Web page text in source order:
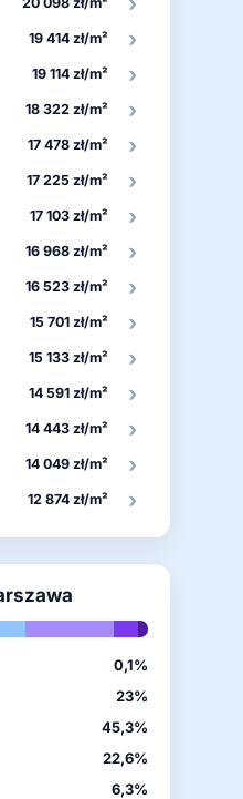
19 414 zł/m² ›
19 114 zł/m² ›
18 322 zł/m² ›
17 478 zł/m² ›
17 225 zł/m² ›
17 103 zł/m² ›
16 968 zł/m² ›
16 523 zł/m² ›
15 701 zł/m² ›
15 133 zł/m² ›
14 591 zł/m² ›
14 443 zł/m² ›
14 049 zł/m² ›
12 874 zł/m² ›
0,1%
23%
45,3%
22,6%
6,3%